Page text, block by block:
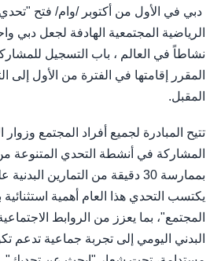
دبي في الأول من أكتوبر /وام/ فتح "تحدي
الرياضية المجتمعية الهادفة لجعل دبي
نشاطاً في العالم ، باب التسجيل
المقرر إقامتها في الفترة من الأول إلى
المقبل.
تتيح المبادرة لجميع أفراد المجتمع وزوار
المشاركة في أنشطة التحدي المتنوعة
بممارسة 30 دقيقة من التمارين البدنية على مدار 30 يوما.
يكتسب التحدي هذا العام أهمية
المجتمع"، بما يعزز من الروابط
البدني اليومي إلى تجربة جماعية تدعم